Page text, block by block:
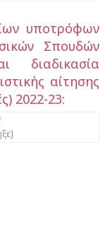
υποτρόφων
Σπουδών
διαδικασία
αίτησης
2022-23: